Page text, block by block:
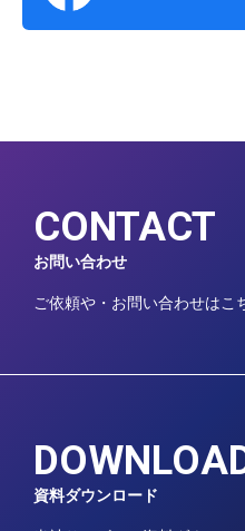
CONTACT
お問い合わせ
ご依頼や・お問い合わせはこ
資料ダウンロード